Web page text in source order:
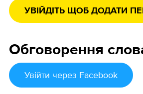
УВІЙДІТЬ ЩОБ ДОДАТИ
Обговорення
Увійти через Facebook